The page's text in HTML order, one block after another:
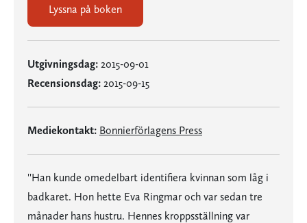
Lyssna på boken
Utgivningsdag: 2015-09-01
Recensionsdag: 2015-09-15
Mediekontakt: Bonnierförlagens Press
''Han kunde omedelbart identifiera kvinnan som låg i
badkaret. Hon hette Eva Ringmar och var sedan tre
månader hans hustru. Hennes kroppsställning var